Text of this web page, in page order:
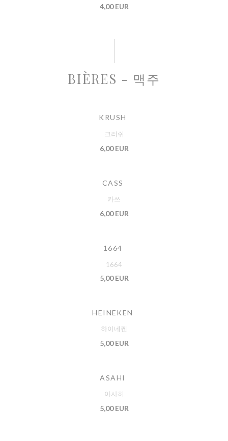
4,00 EUR
BIÈRES - 맥주
KRUSH
크러쉬
6,00 EUR
CASS
카쓰
6,00 EUR
1664
1664
5,00 EUR
HEINEKEN
하이네켄
5,00 EUR
ASAHI
아사히
5,00 EUR